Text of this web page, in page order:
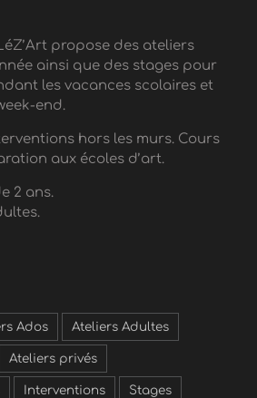
propose des ateliers
ainsi que des stages pour
les vacances scolaires et
end.
hors les murs. Cours
aux écoles d’art.
2 ans.
Ados Ateliers Adultes
Ateliers privés
Interventions Stages